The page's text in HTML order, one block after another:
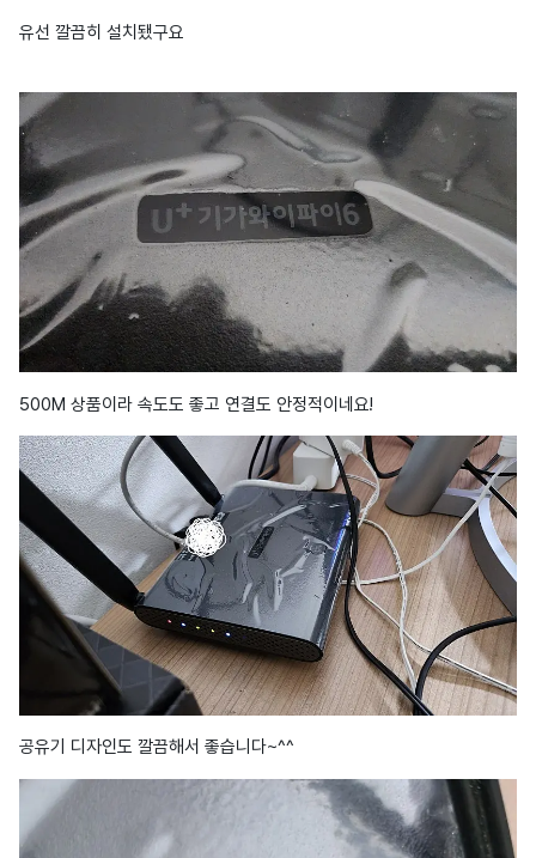
유선 깔끔히 설치됐구요
500M 상품이라 속도도 좋고 연결도 안정적이네요!
공유기 디자인도 깔끔해서 좋습니다~^^